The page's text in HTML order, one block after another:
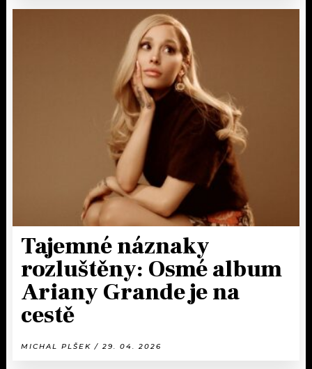
Tajemné náznaky
rozluštěny: Osmé album
Ariany Grande je na
cestě
MICHAL PLŠEK / 29. 04. 2026